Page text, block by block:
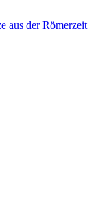
aus der Römerzeit